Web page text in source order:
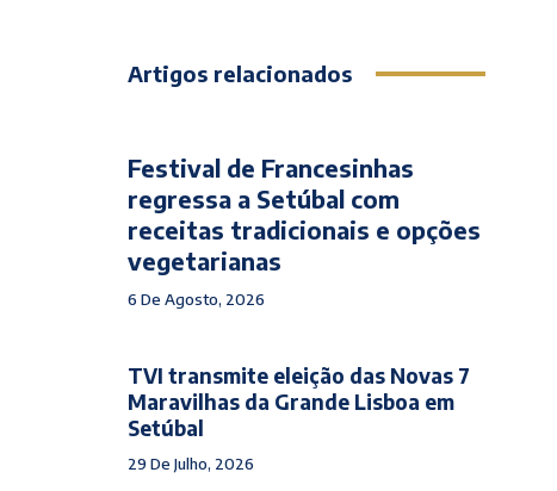
Artigos relacionados
Festival de Francesinhas
regressa a Setúbal com
receitas tradicionais e opções
vegetarianas
6 De Agosto, 2026
TVI transmite eleição das Novas 7
Maravilhas da Grande Lisboa em
Setúbal
29 De Julho, 2026